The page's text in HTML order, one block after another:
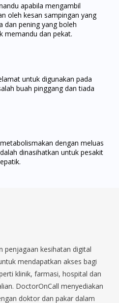
apabila mengambil
oleh kesan sampingan yang
dan pening yang boleh
memandu dan pekat.
untuk digunakan pada
buah pinggang dan tiada
dengan meluas
dinasihatkan untuk pesakit
penjagaan kesihatan digital
mendapatkan akses bagi
klinik, farmasi, hospital dan
DoctorOnCall menyediakan
doktor dan pakar dalam